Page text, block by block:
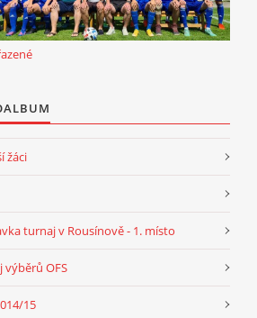
žáci
turnaj v Rousínově - 1. místo
výběrů OFS
15